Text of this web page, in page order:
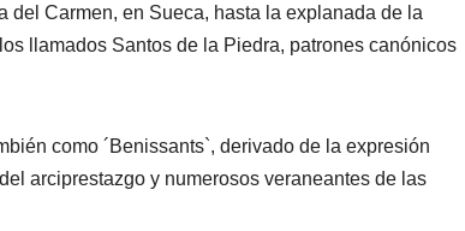
del Carmen, en Sueca, hasta la explanada de la
llamados Santos de la Piedra, patrones canónicos
como ´Benissants`, derivado de la expresión
arciprestazgo y numerosos veraneantes de las